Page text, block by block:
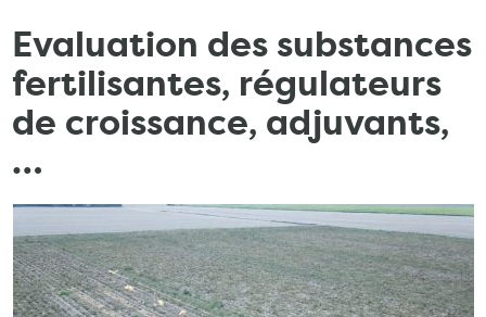
Evaluation des substances
fertilisantes, régulateurs
de croissance, adjuvants,
…